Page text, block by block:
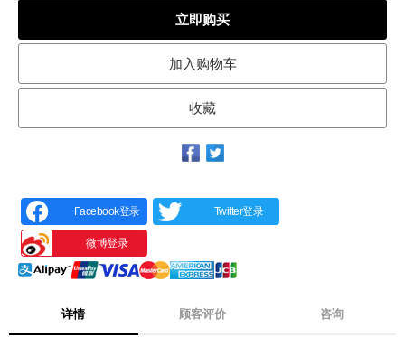
立即购买
加入购物车
收藏
Facebook登录 Twitter登录
微博登录
详情 顾客评价 咨询